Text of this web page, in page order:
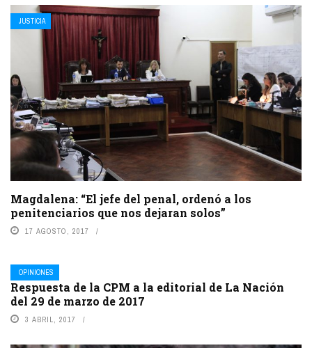
JUSTICIA
Magdalena: “El jefe del penal, ordenó a los
penitenciarios que nos dejaran solos”
17 AGOSTO, 2017
OPINIONES
Respuesta de la CPM a la editorial de La Nación
del 29 de marzo de 2017
3 ABRIL, 2017